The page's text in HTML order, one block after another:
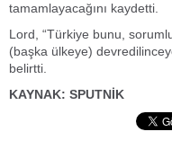
tamamlayacağını kaydetti.
Lord, “Türkiye bunu,
(başka ülkeye)
belirtti.
KAYNAK: SPUTNİK